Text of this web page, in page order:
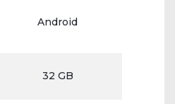
Android
32 GB